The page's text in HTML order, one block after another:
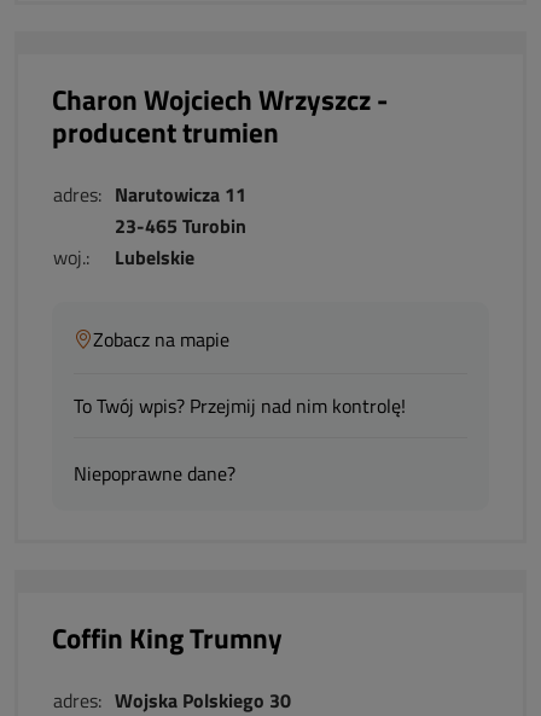
Charon Wojciech Wrzyszcz -
producent trumien
adres: Narutowicza 11
23-465 Turobin
woj.:
Lubelskie
Zobacz na mapie
To Twój wpis? Przejmij nad nim kontrolę!
Niepoprawne dane?
Coffin King Trumny
adres: Wojska Polskiego 30